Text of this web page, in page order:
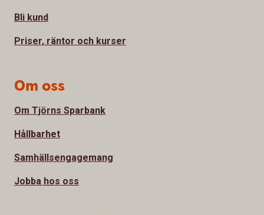
Bli kund
Priser, räntor och kurser
Om oss
Om Tjörns Sparbank
Hållbarhet
Samhällsengagemang
Jobba hos oss